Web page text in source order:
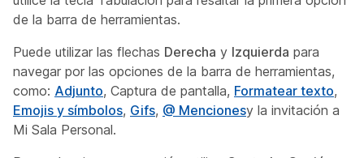
de la barra de herramientas.
Puede utilizar las flechas Derecha y Izquierda para
navegar por las opciones de la barra de herramientas,
como: Adjunto, Captura de pantalla, Formatear texto,
Emojis y símbolos, Gifs, @ Mencionesy la invitación a
Mi Sala Personal.